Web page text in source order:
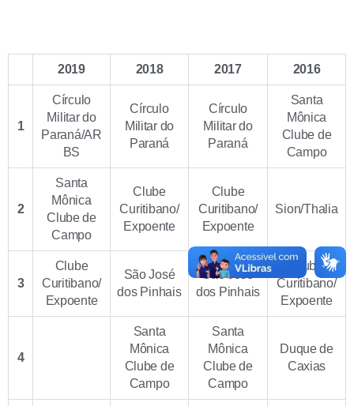
2019 2018 2017 2016
1
Círculo
Militar do
Paraná/AR
BS
Círculo
Militar do
Paraná
Círculo
Militar do
Paraná
Santa
Mônica
Clube de
Campo
2
Santa
Mônica
Clube de
Campo
Clube
Curitibano/
Expoente
Clube
Curitibano/
Expoente
Sion/Thalia
3
Clube
Curitibano/
Expoente
São José
dos Pinhais
São José
dos Pinhais
Clube
Curitibano/
Expoente
4
Santa
Mônica
Clube de
Campo
Santa
Mônica
Clube de
Campo
Duque de
Caxias